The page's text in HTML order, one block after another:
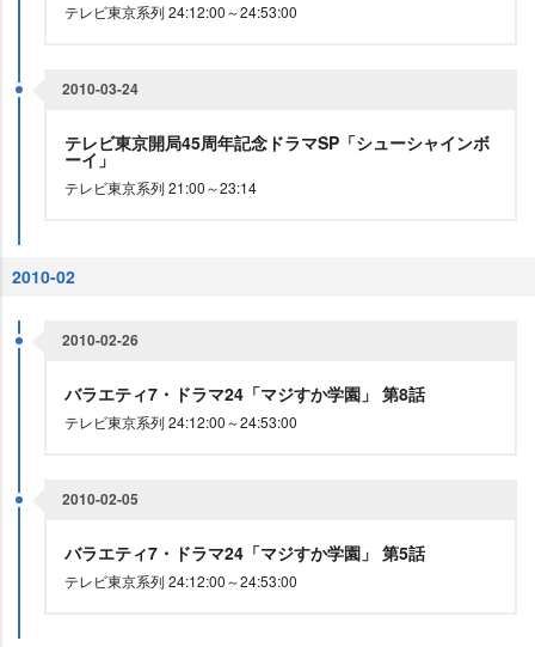
テレビ東京系列 24:12:00～24:53:00
2010-03-24
テレビ東京開局45周年記念ドラマSP「シューシャインボ
ーイ」
テレビ東京系列 21:00～23:14
2010-02
2010-02-26
バラエティ7・ドラマ24「マジすか学園」 第8話
テレビ東京系列 24:12:00～24:53:00
2010-02-05
バラエティ7・ドラマ24「マジすか学園」 第5話
テレビ東京系列 24:12:00～24:53:00